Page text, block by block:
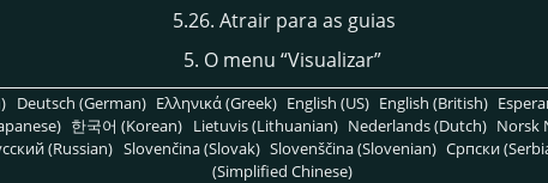
5.26. Atrair para as guias
5. O menu “Visualizar”
Deutsch (German) Ελληνικά (Greek) English (US) English (British)
한국어 (Korean) Lietuvis (Lithuanian) Nederlands (Dutch) Norsk
(Russian) Slovenčina (Slovak) Slovenščina (Slovenian) Српски
(Simplified Chinese)